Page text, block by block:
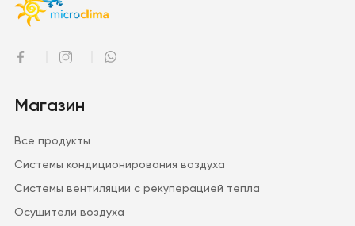
Магазин
Все продукты
Системы кондиционирования воздуха
Системы вентиляции с рекуперацией тепла
Осушители воздуха